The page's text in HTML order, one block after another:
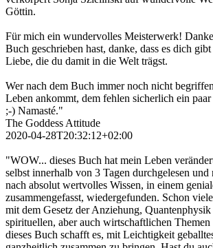
Göttin.
Für mich ein wundervolles Meisterwerk!
Buch geschrieben hast, danke, dass es dich
Liebe, die du damit in die Welt trägst.
Wer nach dem Buch immer noch nicht
Leben ankommt, dem fehlen sicherlich ein
;-) Namasté."
The Goddess Attitude
2020-04-28T20:32:12+02:00
"WOW... dieses Buch hat mein Leben
selbst innerhalb von 3 Tagen durchgelesen
nach absolut wertvolles Wissen, in einem
zusammengefasst, wiedergefunden. Schon
mit dem Gesetz der Anziehung,
spirituellen, aber auch wirtschaftlichen
dieses Buch schafft es, mit Leichtigkeit